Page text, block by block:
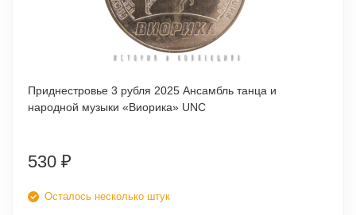
Приднестровье 3 рубля 2025 Ансамбль танца и
народной музыки «Виорика» UNC
530 ₽
Осталось несколько штук